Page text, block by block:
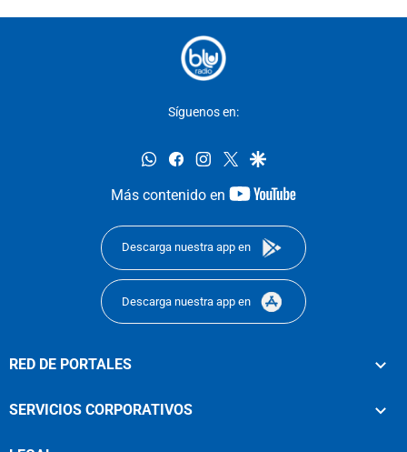
Síguenos en:
whatsappfacebookinstagram
twittergoogle
Más contenido en
youtube-
Descarga nuestra app en
Descarga nuestra app en
RED DE PORTALES
SERVICIOS CORPORATIVOS